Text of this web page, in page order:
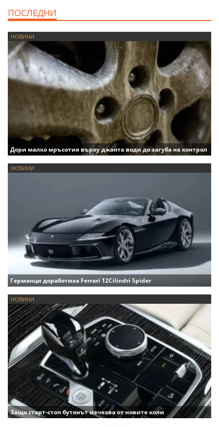
ПОСЛЕДНИ
НОВИНИ
Дори малко мръсотия върху джанта води до загуба на контрол
НОВИНИ
Германци доработиха Ferrari 12Cilindri Spider
НОВИНИ
Защо старт-стоп бутонът изчезва от новите коли